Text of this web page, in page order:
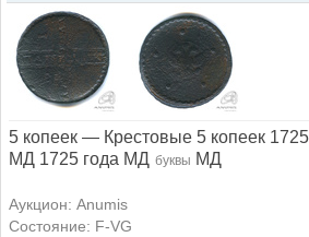
5 копеек — Крестовые 5 копеек 1725
МД 1725 года МД буквы МД
Аукцион: Anumis
Состояние: F-VG